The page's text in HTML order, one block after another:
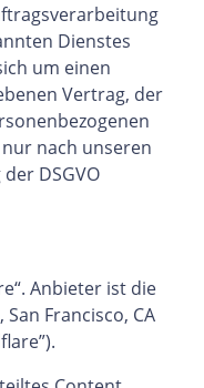
Dienstes
um einen
Vertrag, der
nach unseren
DSGVO
Anbieter ist die
Francisco, CA